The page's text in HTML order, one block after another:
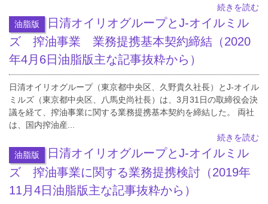
続きを読む
油脂版
日清オイリオグループとJ-オイルミル
ズ 搾油事業 業務提携基本契約締結（2020
年4月6日油脂版主な記事抜粋から）
日清オイリオグループ（東京都中央区、久野貴久社長）とJ-オイル
ミルズ（東京都中央区、八馬史尚社長）は、3月31日の取締役会決
議を経て、搾油事業に関する業務提携基本契約を締結した。 両社
は、国内搾油産...
続きを読む
油脂版
日清オイリオグループとJ-オイルミル
ズ 搾油事業に関する業務提携検討（2019年
11月4日油脂版主な記事抜粋から）